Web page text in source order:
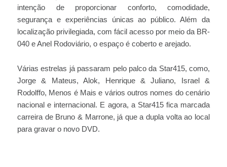
intenção de proporcionar conforto, comodidade,
segurança e experiências únicas ao público. Além da
localização privilegiada, com fácil acesso por meio da BR-
040 e Anel Rodoviário, o espaço é coberto e arejado.
Várias estrelas já passaram pelo palco da Star415, como,
Jorge & Mateus, Alok, Henrique & Juliano, Israel &
Rodolffo, Menos é Mais e vários outros nomes do cenário
nacional e internacional. E agora, a Star415 fica marcada
carreira de Bruno & Marrone, já que a dupla volta ao local
para gravar o novo DVD.